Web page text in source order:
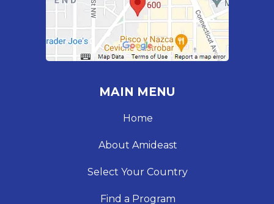
MAIN MENU
Home
About Amideast
Select Your Country
Find a Program